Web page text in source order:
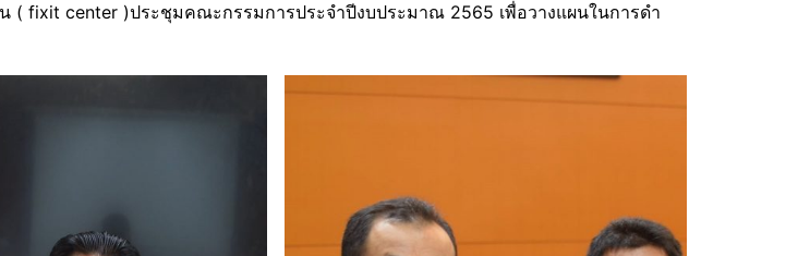
fixit center )ประชุมคณะกรรมการประจำปีงบประมาณ 2565 เพื่อวางแผนในการดำ